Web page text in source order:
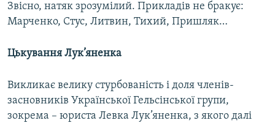
Звісно, натяк зрозумілий. Прикладів не бракує:
Марченко, Стус, Литвин, Тихий, Пришляк…
Цькування Лук’яненка
Викликає велику стурбованість і доля членів-
засновників Української Гельсінської групи,
зокрема – юриста Левка Лук’яненка, з якого далі